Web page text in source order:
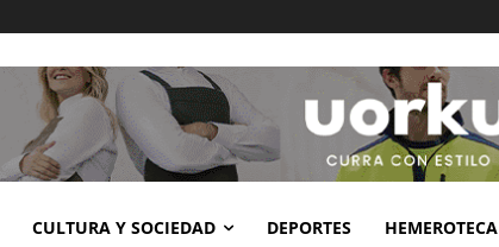
CULTURA Y SOCIEDAD DEPORTES HEMEROTECA